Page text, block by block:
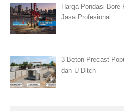
Harga Pondasi Bore
Jasa Profesional
3 Beton Precast
dan U Ditch